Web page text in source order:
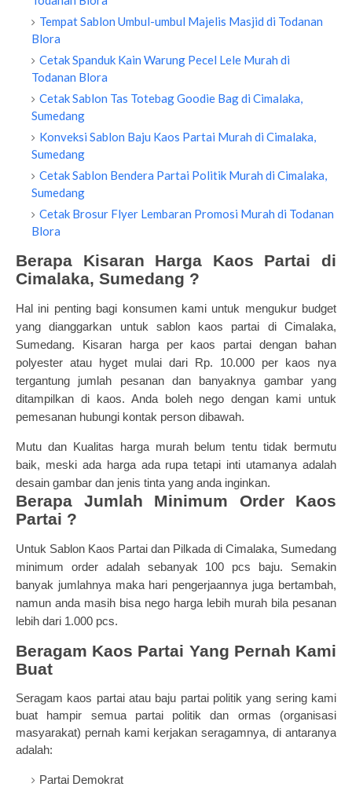
Tempat Sablon Umbul-umbul Majelis Masjid di Todanan
Blora
Cetak Spanduk Kain Warung Pecel Lele Murah di
Todanan Blora
Cetak Sablon Tas Totebag Goodie Bag di Cimalaka,
Sumedang
Konveksi Sablon Baju Kaos Partai Murah di Cimalaka,
Sumedang
Cetak Sablon Bendera Partai Politik Murah di Cimalaka,
Sumedang
Cetak Brosur Flyer Lembaran Promosi Murah di Todanan
Blora
Berapa Kisaran Harga Kaos Partai di
Cimalaka, Sumedang ?
Hal ini penting bagi konsumen kami untuk mengukur budget
yang dianggarkan untuk sablon kaos partai di Cimalaka,
Sumedang. Kisaran harga per kaos partai dengan bahan
polyester atau hyget mulai dari Rp. 10.000 per kaos nya
tergantung jumlah pesanan dan banyaknya gambar yang
ditampilkan di kaos. Anda boleh nego dengan kami untuk
pemesanan hubungi kontak person dibawah.
Mutu dan Kualitas harga murah belum tentu tidak bermutu
baik, meski ada harga ada rupa tetapi inti utamanya adalah
desain gambar dan jenis tinta yang anda inginkan.
Berapa Jumlah Minimum Order Kaos
Partai ?
Untuk Sablon Kaos Partai dan Pilkada di Cimalaka, Sumedang
minimum order adalah sebanyak 100 pcs baju. Semakin
banyak jumlahnya maka hari pengerjaannya juga bertambah,
namun anda masih bisa nego harga lebih murah bila pesanan
lebih dari 1.000 pcs.
Beragam Kaos Partai Yang Pernah Kami
Buat
Seragam kaos partai atau baju partai politik yang sering kami
buat hampir semua partai politik dan ormas (organisasi
masyarakat) pernah kami kerjakan seragamnya, di antaranya
adalah:
Partai Demokrat